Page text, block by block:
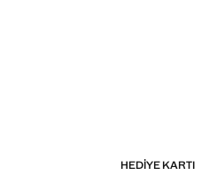
HEDIYE KARTI